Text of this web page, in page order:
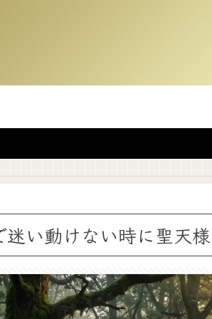
迷い動けない時に聖天